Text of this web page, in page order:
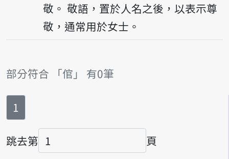
敬。 敬語，置於人名之後，以表示尊
敬，通常用於女士。
部分符合 「倌」 有0筆
第
1
跳去第
頁碼
頁